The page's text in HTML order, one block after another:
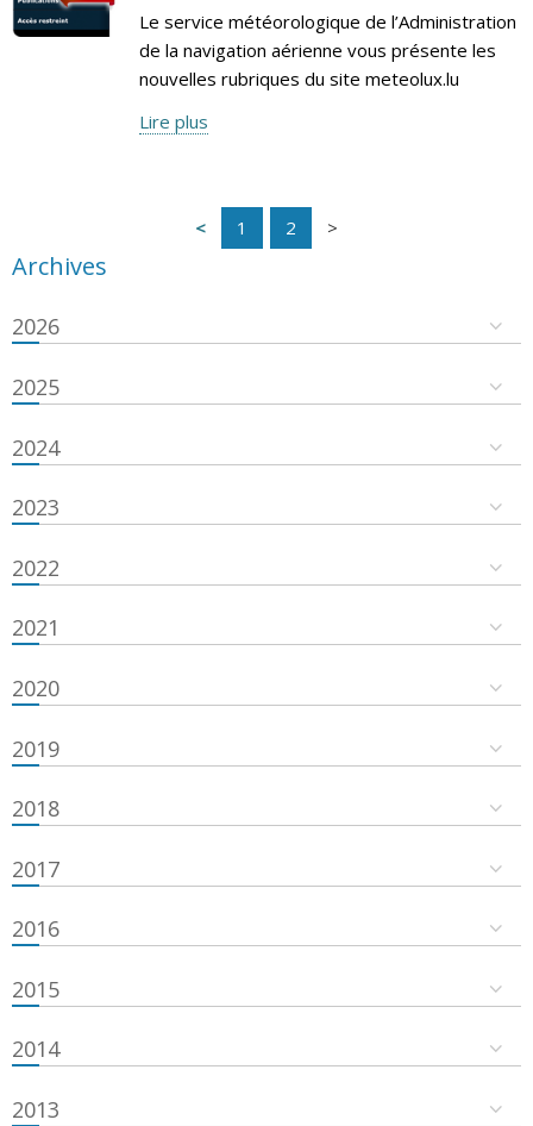
Le service météorologique de l’Administration
de la navigation aérienne vous présente les
nouvelles rubriques du site meteolux.lu
Lire plus
1 2
Archives
2026
2025
2024
2023
2022
2021
2020
2019
2018
2017
2016
2015
2014
2013